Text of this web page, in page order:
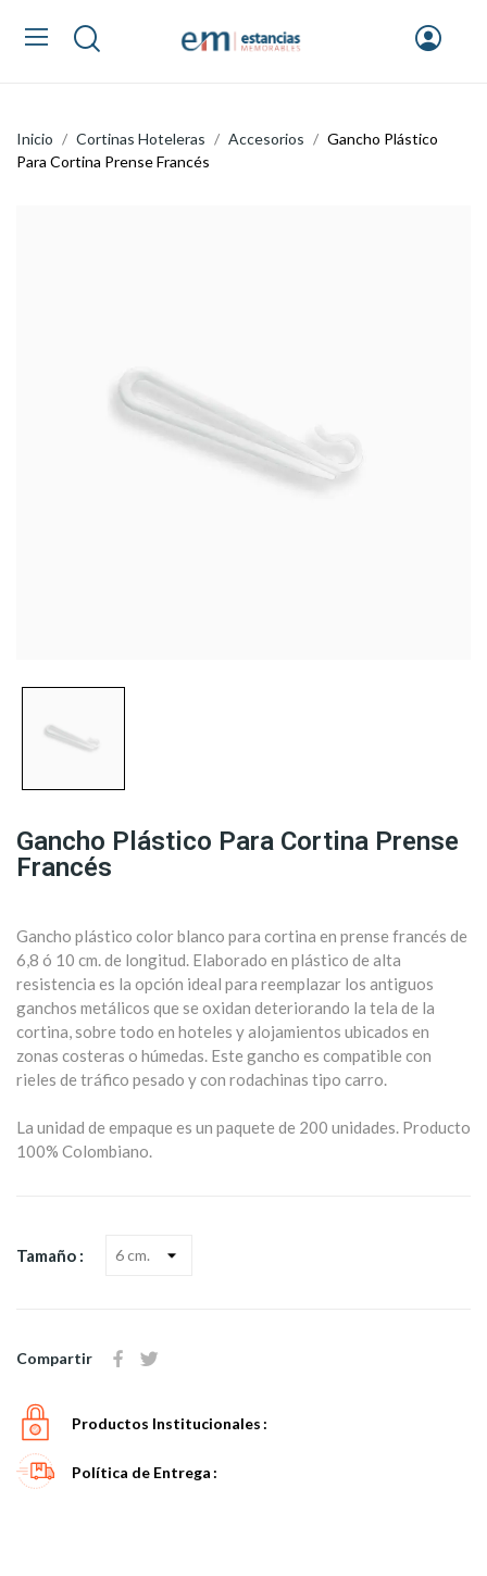
Inicio Cortinas Hoteleras Accesorios
Gancho Plástico
Para Cortina Prense Francés
Gancho Plástico Para Cortina Prense
Francés
Gancho plástico color blanco para cortina en prense francés de
6,8 ó 10 cm. de longitud. Elaborado en plástico de alta
resistencia es la opción ideal para reemplazar los antiguos
ganchos metálicos que se oxidan deteriorando la tela de la
cortina, sobre todo en hoteles y alojamientos ubicados en
zonas costeras o húmedas. Este gancho es compatible con
rieles de tráfico pesado y con rodachinas tipo carro.
La unidad de empaque es un paquete de 200 unidades. Producto
100% Colombiano.
Tamaño :
Compartir
Productos Institucionales
Política de Entrega